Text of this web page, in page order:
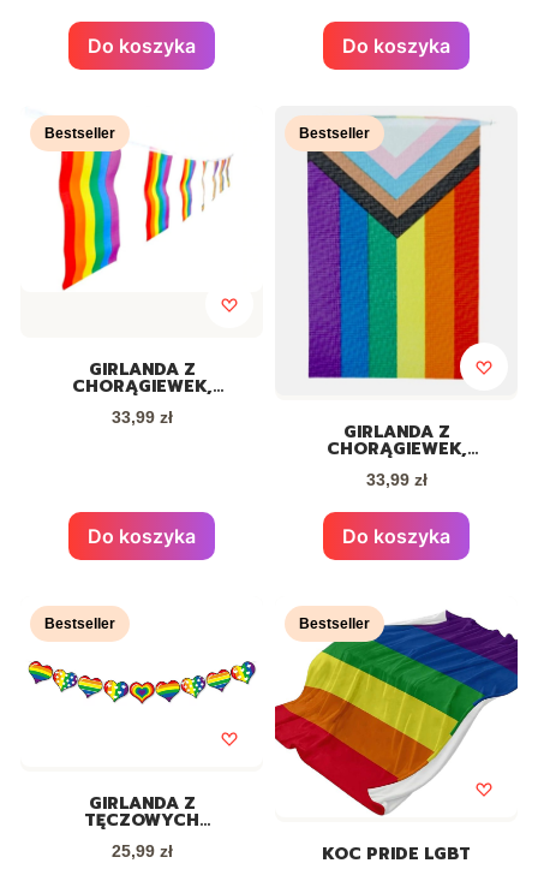
Do koszyka Do koszyka
Bestseller
GIRLANDA Z
CHORĄGIEWEK,
TĘCZOWA FLAGA PRIDE
LGBT
Cena
33,99 zł
Do koszyka
Bestseller
GIRLANDA Z
CHORĄGIEWEK,
TĘCZOWA FLAGA
PROGRESYWNA PRIDE
Cena
33,99 zł
Do koszyka
Bestseller
GIRLANDA Z
TĘCZOWYCH
SERDUSZEK PRIDE LGBT
- 3M
Cena
25,99 zł
Bestseller
KOC PRIDE LGBT